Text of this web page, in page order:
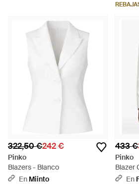
322,50 €242 €
Pinko
Blazers - Blanco
En Miinto
433 €
Pinko
Blazer
Blanco
En